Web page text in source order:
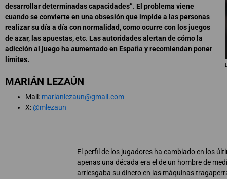
desarrollar determinadas capacidades”. El problema viene
cuando se convierte en una obsesión que impide a las personas
realizar su día a día con normalidad, como ocurre con los juegos
de azar, las apuestas, etc. Las autoridades alertan de cómo la
adicción al juego ha aumentado en España y recomiendan poner
límites.
MARIÁN LEZAÚN
Mail: marianlezaun@gmail.com
X:@mlezaun
El perfil de los jugadores ha cambiado en los
apenas una década era el de un hombre de
arriesgaba su dinero en las máquinas